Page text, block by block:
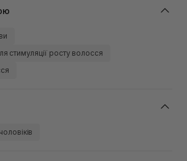
стимуляції росту волосся